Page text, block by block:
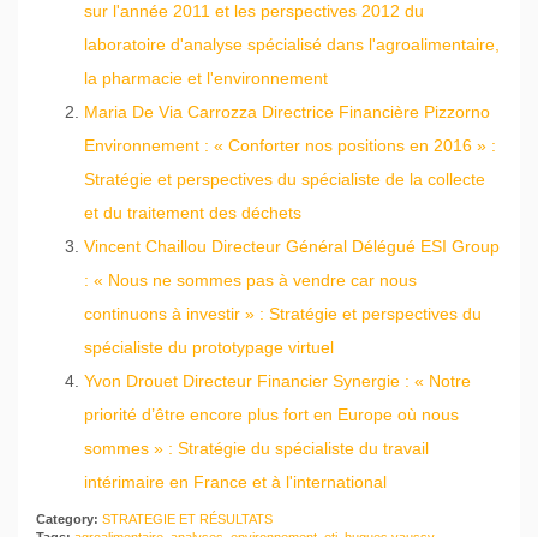
sur l'année 2011 et les perspectives 2012 du
laboratoire d'analyse spécialisé dans l'agroalimentaire,
la pharmacie et l'environnement
Maria De Via Carrozza Directrice Financière Pizzorno
Environnement : « Conforter nos positions en 2016 » :
Stratégie et perspectives du spécialiste de la collecte
et du traitement des déchets
Vincent Chaillou Directeur Général Délégué ESI Group
: « Nous ne sommes pas à vendre car nous
continuons à investir » : Stratégie et perspectives du
spécialiste du prototypage virtuel
Yvon Drouet Directeur Financier Synergie : « Notre
priorité d’être encore plus fort en Europe où nous
sommes » : Stratégie du spécialiste du travail
intérimaire en France et à l'international
Category: STRATEGIE ET RÉSULTATS